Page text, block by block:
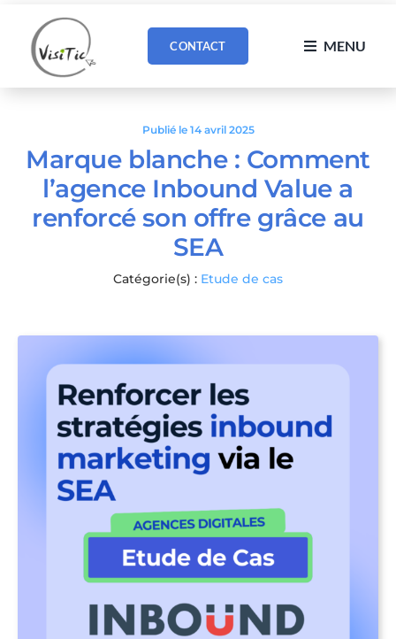
contenu
MENU
CONTACT
Publié le 14 avril 2025
Marque blanche : Comment
l’agence Inbound Value a
renforcé son offre grâce au
SEA
Catégorie(s) : Etude de cas